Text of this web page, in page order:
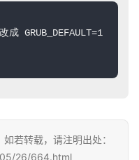
成 GRUB_DEFAULT=1
若转载，请注明出处：
26/664.html